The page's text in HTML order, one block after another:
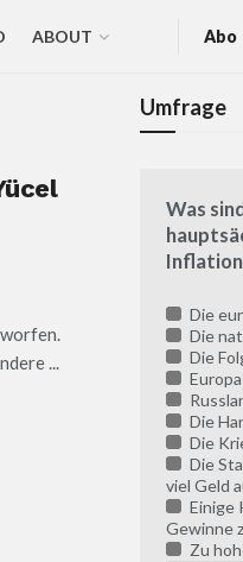
ABOUT Abo
...
Umfrage
Was
Inflation
Die
Die
Die
Die
Die
Die
viel Geld
Einige
Gewinne
Zu